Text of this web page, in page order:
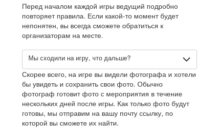
Перед началом каждой игры ведущий подробно
повторяет правила. Если какой-то момент будет
непонятен, вы всегда сможете обратиться к
организаторам на месте.
Мы сходили на игру, что дальше?
Скорее всего, на игре вы видели фотографа и хотели
бы увидеть и сохранить свои фото. Обычно
фотограф готовит фото с мероприятия в течение
нескольких дней после игры. Как только фото будут
готовы, мы отправим на вашу почту ссылку, по
которой вы сможете их найти.